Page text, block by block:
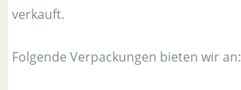
verkauft.
Folgende Verpackungen bieten wir an: